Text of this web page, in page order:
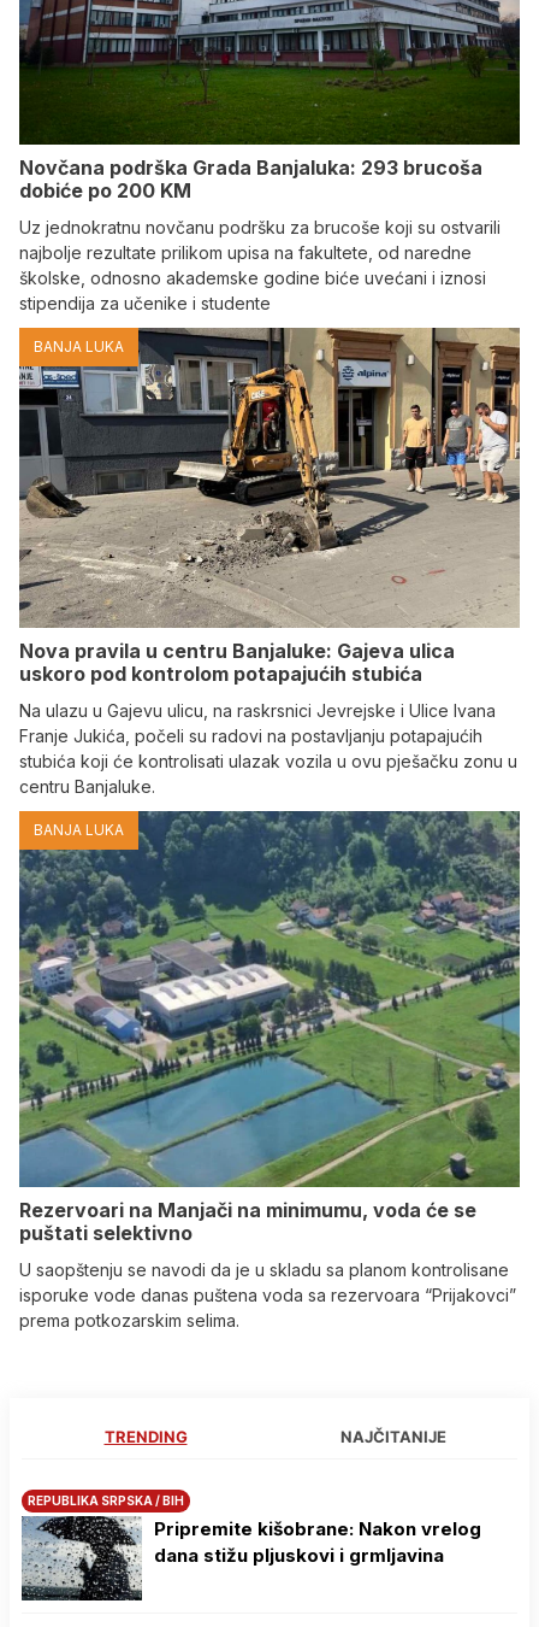
Novčana podrška Grada Banjaluka: 293 brucoša
dobiće po 200 KM
Uz jednokratnu novčanu podršku za brucoše koji su ostvarili
najbolje rezultate prilikom upisa na fakultete, od naredne
školske, odnosno akademske godine biće uvećani i iznosi
stipendija za učenike i studente
BANJA LUKA
Nova pravila u centru Banjaluke: Gajeva ulica
uskoro pod kontrolom potapajućih stubića
Na ulazu u Gajevu ulicu, na raskrsnici Jevrejske i Ulice Ivana
Franje Jukića, počeli su radovi na postavljanju potapajućih
stubića koji će kontrolisati ulazak vozila u ovu pješačku zonu u
centru Banjaluke.
BANJA LUKA
Rezervoari na Manjači na minimumu, voda će se
puštati selektivno
U saopštenju se navodi da je u skladu sa planom kontrolisane
isporuke vode danas puštena voda sa rezervoara “Prijakovci”
prema potkozarskim selima.
TRENDING NAJČITANIJE
REPUBLIKA SRPSKA / BIH
Pripremite kišobrane: Nakon vrelog
dana stižu pljuskovi i grmljavina